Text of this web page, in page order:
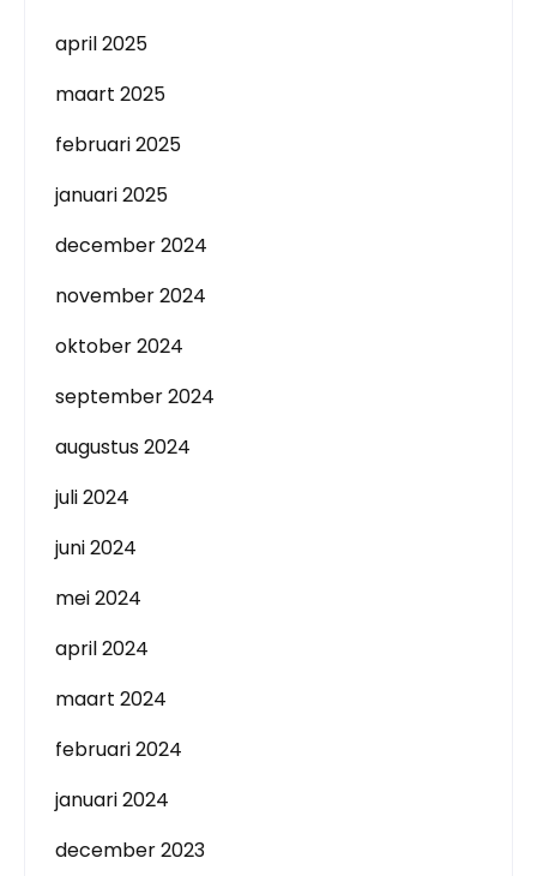
april 2025
maart 2025
februari 2025
januari 2025
december 2024
november 2024
oktober 2024
september 2024
augustus 2024
juli 2024
juni 2024
mei 2024
april 2024
maart 2024
februari 2024
januari 2024
december 2023